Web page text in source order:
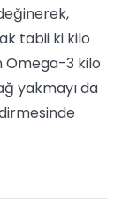
tabii ki kilo
Omega-3 kilo
yakmayı da